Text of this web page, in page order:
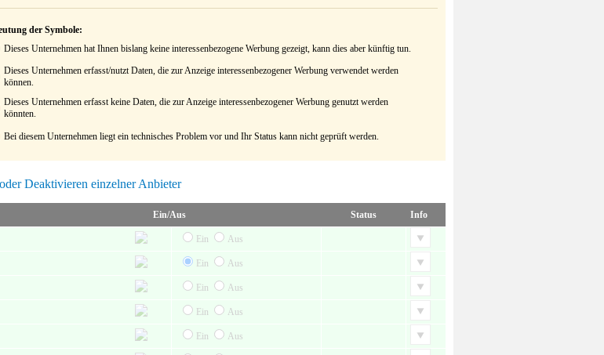
der Symbole:
Dieses Unternehmen hat Ihnen bislang keine interessenbezogene Werbung gezeigt, kann dies aber künftig tun.
Dieses Unternehmen erfasst/nutzt Daten, die zur Anzeige interessenbezogener Werbung verwendet werden
können.
Dieses Unternehmen erfasst keine Daten, die zur Anzeige interessenbezogener Werbung genutzt werden
könnten.
Bei diesem Unternehmen liegt ein technisches Problem vor und Ihr Status kann nicht geprüft werden.